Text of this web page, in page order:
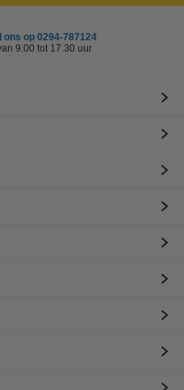
ons op 0294-787124
9.00 tot 17.30 uur